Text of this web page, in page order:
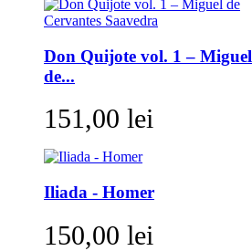
Don Quijote vol. 1 – Miguel
de...
151,00 lei
Iliada - Homer
150,00 lei